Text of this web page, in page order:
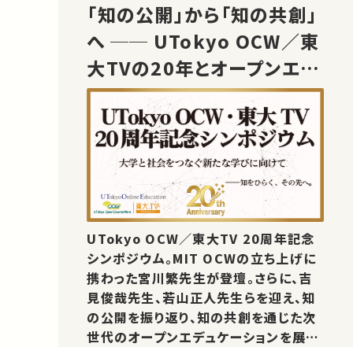
「知の公開」から「知の共創」
へ ── UTokyo OCW／東
大TVの20年とオープンエデ
ュケーションの未来
UTokyo OCW／東大TV 20周年記念
シンポジウム。MIT OCWの立ち上げに
携わった宮川繁先生が登壇。さらに、吉
見俊哉先生、若山正人先生らを迎え、知
の公開を振り返り、知の共創を通じた次
世代のオープンエデュケーションを展望